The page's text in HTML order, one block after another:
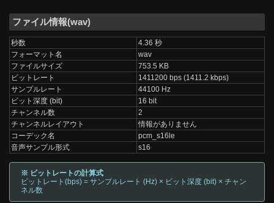
ファイル情報(wav)
秒数
4.36 秒
フォーマット名
wav
ファイルサイズ
753.5 KB
ビットレート
1411200 bps (1411.2 kbps)
サンプルレート
44100 Hz
ビット深度 (bit)
16 bit
チャンネル数
2
チャンネルレイアウト
情報がありません
コーデック名
pcm_s16le
音声サンプル形式
s16
※ ビットレートの計算式
ビットレート(bps) = サンプルレート (Hz) × ビット深度 (bit) × チャン
ネル数